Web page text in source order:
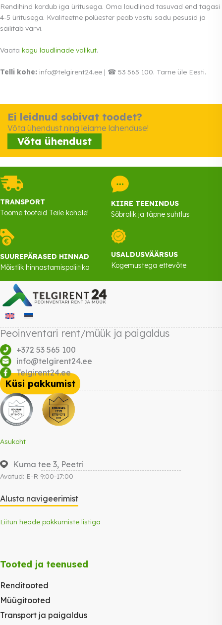
Rendihind kordub iga üritusega. Oma laudlinad tasuvad end tagasi
4-5 üritusega. Kvaliteetne polüester peab vastu sadu pesusid ja
säilitab värvi.
Vaata kogu laudlinade valikut.
Telli kohe: info@telgirent24.ee | ☎ 53 565 100. Tarne üle Eesti.
Ei leidnud sobivat toodet?
Võta ühendust ning leiame lahenduse!
Võta ühendust
TRANSPORT
Toome tooteid Teile kohale!
KIIRE TEENINDUS
Sõbralik ja täpne suhtlus
SUUREPÄRASED HINNAD
Mõistlik hinnastamispoliitika
USALDUSVÄÄRSUS
Kogemustega ettevõte
Peoinventari rent/müük ja paigaldus
+372 53 565 100
info@telgirent24.ee
Telgirent24.ee
Küsi pakkumist
Asukoht
Kuma tee 3, Peetri
Avatud: E-R 9:00-17:00
Alusta navigeerimist
Liitun heade pakkumiste listiga
Tooted ja teenused
Renditooted
Müügitooted
Transport ja paigaldus